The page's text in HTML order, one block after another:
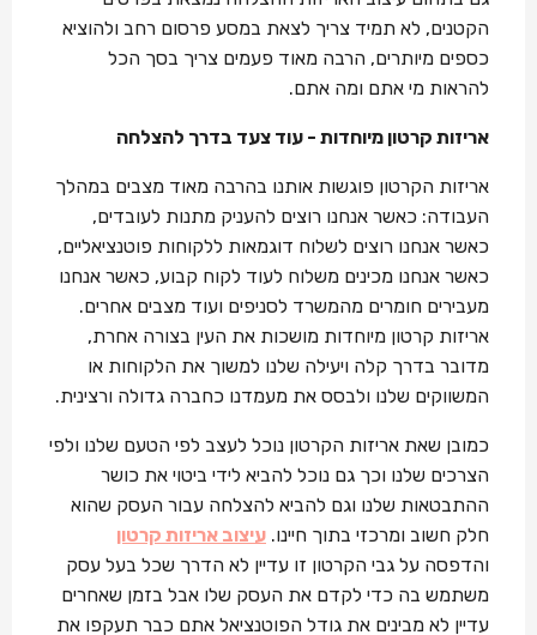
הקטנים, לא תמיד צריך לצאת במסע פרסום רחב ולהוציא
כספים מיותרים, הרבה מאוד פעמים צריך בסך הכל
להראות מי אתם ומה אתם.
אריזות קרטון מיוחדות - עוד צעד בדרך להצלחה
אריזות הקרטון פוגשות אותנו בהרבה מאוד מצבים במהלך
העבודה: כאשר אנחנו רוצים להעניק מתנות לעובדים,
כאשר אנחנו רוצים לשלוח דוגמאות ללקוחות פוטנציאליים,
כאשר אנחנו מכינים משלוח לעוד לקוח קבוע, כאשר אנחנו
מעבירים חומרים מהמשרד לסניפים ועוד מצבים אחרים.
אריזות קרטון מיוחדות מושכות את העין בצורה אחרת,
מדובר בדרך קלה ויעילה שלנו למשוך את הלקוחות או
המשווקים שלנו ולבסס את מעמדנו כחברה גדולה ורצינית.
כמובן שאת אריזות הקרטון נוכל לעצב לפי הטעם שלנו ולפי
הצרכים שלנו וכך גם נוכל להביא לידי ביטוי את כושר
ההתבטאות שלנו וגם להביא להצלחה עבור העסק שהוא
חלק חשוב ומרכזי בתוך חיינו. עיצוב אריזות קרטון
והדפסה על גבי הקרטון זו עדיין לא הדרך שכל בעל עסק
משתמש בה כדי לקדם את העסק שלו אבל בזמן שאחרים
עדיין לא מבינים את גודל הפוטנציאל אתם כבר תעקפו את